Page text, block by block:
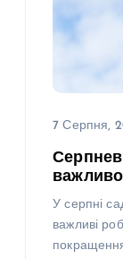
7 Серпня,
У серпні
важливі